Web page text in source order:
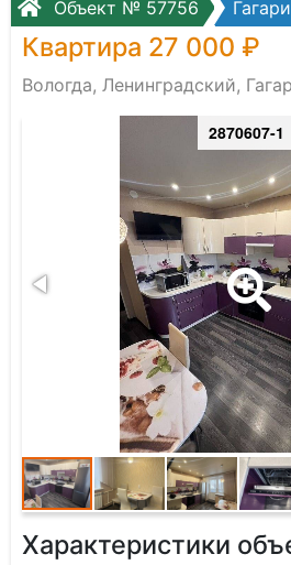
Объект № 57756
Квартира 27 000 ₽
Вологда, Ленинградский,
2870607-1
Характеристики